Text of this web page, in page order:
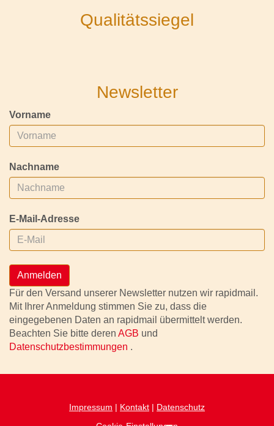
Qualitätssiegel
Newsletter
Vorname
Nachname
E-Mail-Adresse
Anmelden
Für den Versand unserer Newsletter nutzen wir rapidmail.
Mit Ihrer Anmeldung stimmen Sie zu, dass die
eingegebenen Daten an rapidmail übermittelt werden.
Beachten Sie bitte deren AGB und
Datenschutzbestimmungen .
Impressum | Kontakt | Datenschutz